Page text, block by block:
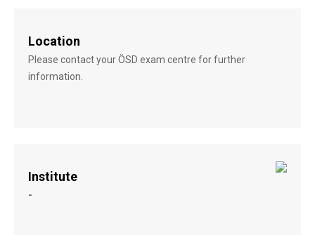
Location
Please contact your ÖSD exam centre for further
information.
Institute
-